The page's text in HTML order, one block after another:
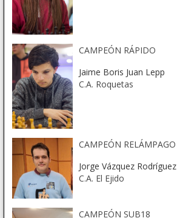
CAMPEÓN RÁPIDO
Jaime Boris Juan Lepp
C.A. Roquetas
CAMPEÓN RELÁMPAGO
Jorge Vázquez Rodríguez
C.A. El Ejido
CAMPEÓN SUB18